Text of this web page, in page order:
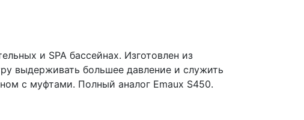
и SPA бассейнах. Изготовлен из
выдерживать большее давление и служить
с муфтами. Полный аналог Emaux S450.